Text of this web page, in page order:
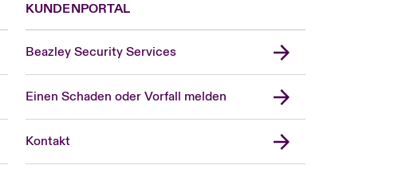
KUNDENPORTAL
Beazley Security Services
Einen Schaden oder Vorfall melden
KontaktUnited Kingdom